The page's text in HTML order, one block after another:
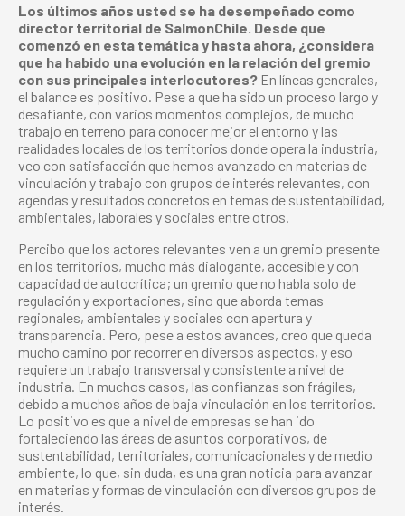
Los últimos años usted se ha desempeñado como
director territorial de SalmonChile. Desde que
comenzó en esta temática y hasta ahora, ¿considera
que ha habido una evolución en la relación del gremio
con sus principales interlocutores? En líneas generales,
el balance es positivo. Pese a que ha sido un proceso largo y
desafiante, con varios momentos complejos, de mucho
trabajo en terreno para conocer mejor el entorno y las
realidades locales de los territorios donde opera la industria,
veo con satisfacción que hemos avanzado en materias de
vinculación y trabajo con grupos de interés relevantes, con
agendas y resultados concretos en temas de sustentabilidad,
ambientales, laborales y sociales entre otros.
Percibo que los actores relevantes ven a un gremio presente
en los territorios, mucho más dialogante, accesible y con
capacidad de autocrítica; un gremio que no habla solo de
regulación y exportaciones, sino que aborda temas
regionales, ambientales y sociales con apertura y
transparencia. Pero, pese a estos avances, creo que queda
mucho camino por recorrer en diversos aspectos, y eso
requiere un trabajo transversal y consistente a nivel de
industria. En muchos casos, las confianzas son frágiles,
debido a muchos años de baja vinculación en los territorios.
Lo positivo es que a nivel de empresas se han ido
fortaleciendo las áreas de asuntos corporativos, de
sustentabilidad, territoriales, comunicacionales y de medio
ambiente, lo que, sin duda, es una gran noticia para avanzar
en materias y formas de vinculación con diversos grupos de
interés.